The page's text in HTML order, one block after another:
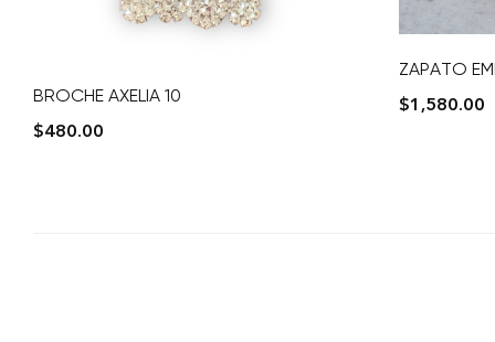
BROCHE AXELIA 10
$480.00
ZAPATO
$1,580.00